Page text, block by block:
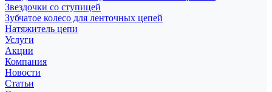
Звездочки со ступицей
Зубчатое колесо для ленточных цепей
Натяжитель цепи
Услуги
Акции
Компания
Новости
Статьи